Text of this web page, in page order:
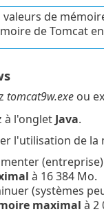
valeurs de
de Tomcat
tomcat9w.exeou
à l'onglet Java.
l'utilisation de la
à 16 384 Mo.
(systèmes
maximal à 2